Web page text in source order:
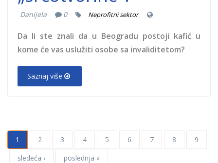
Danijela 0 Neprofitni sektor
Da li ste znali da u Beogradu postoji kafić u
kome će vas uslužiti osobe sa invaliditetom?
Saznaj više
1 2 3 4 5 6 7 8
9
sledeća ›
poslednja »